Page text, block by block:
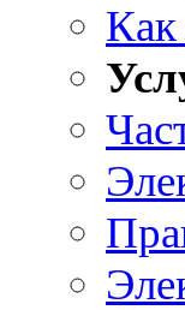
Как